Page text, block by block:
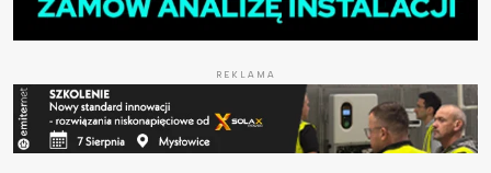
REKLAMA